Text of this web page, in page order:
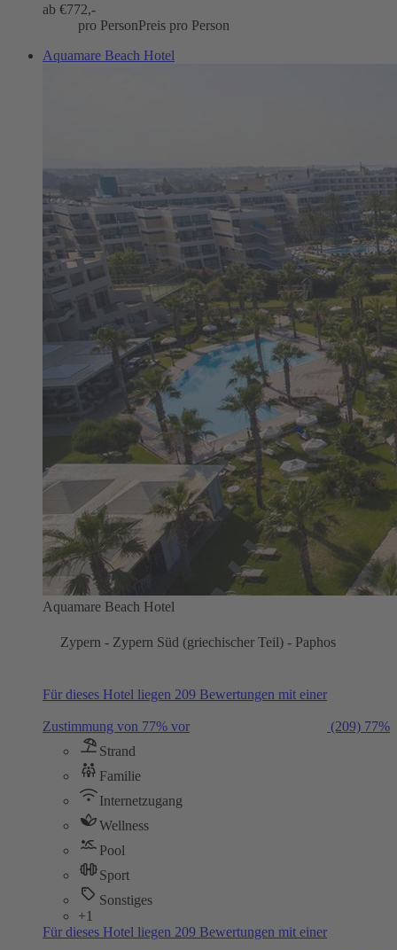
ab €772,-
pro PersonPreis pro Person
Aquamare Beach Hotel
Aquamare Beach Hotel
Zypern - Zypern Süd (griechischer Teil) - Paphos
Für dieses Hotel liegen 209 Bewertungen mit einer
Zustimmung von 77% vor (209) 77%
Strand
Familie
Internetzugang
Wellness
Pool
Sport
Sonstiges
+1
Für dieses Hotel liegen 209 Bewertungen mit einer